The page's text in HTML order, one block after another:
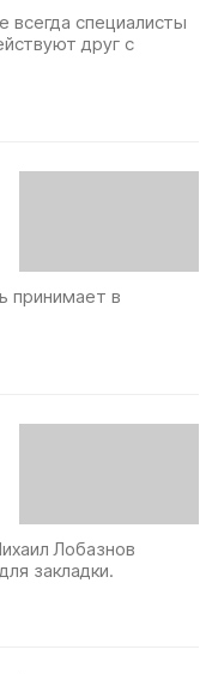
всегда специалисты
друг с
принимает в
Лобазнов
закладки.